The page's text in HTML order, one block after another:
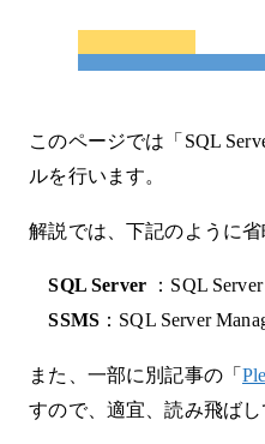
このページでは「SQL
ルを行います。
解説では、下記のように
SQL Server ：SQL
SSMS ：SQL Server
また、一部に別記事の「
すので、適宜、読み飛ばし